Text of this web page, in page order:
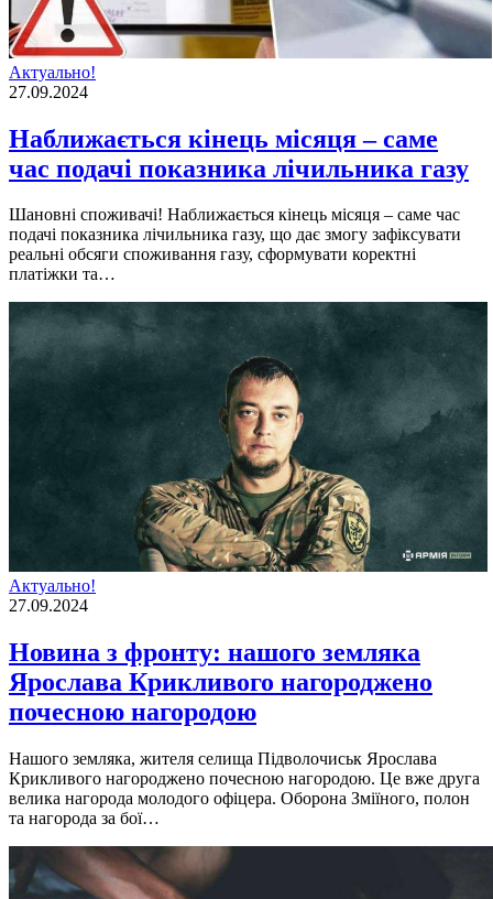
Актуально!
27.09.2024
Наближається кінець місяця – саме
час подачі показника лічильника газу
Шановні споживачі! Наближається кінець місяця – саме час
подачі показника лічильника газу, що дає змогу зафіксувати
реальні обсяги споживання газу, сформувати коректні
платіжки та…
Актуально!
27.09.2024
Новина з фронту: нашого земляка
Ярослава Крикливого нагороджено
почесною нагородою
Нашого земляка, жителя селища Підволочиськ Ярослава
Крикливого нагороджено почесною нагородою. Це вже друга
велика нагорода молодого офіцера. Оборона Зміїного, полон
та нагорода за бої…